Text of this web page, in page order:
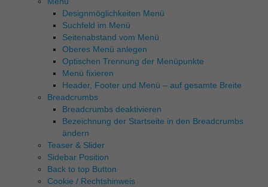
Designmöglichkeiten Menü
Suchfeld im Menü
Seitenabstand vom Menü
Oberes Menü anlegen
Optischen Trennung der Menüpunkte
Menü fixieren
Header, Footer und Menü – auf gesamte Breite
Breadcrumbs
Breadcrumbs deaktivieren
Bezeichnung der Startseite in den Breadcrumbs
ändern
Teaser & Slider
Sidebar Position
Back to top Button
Cookie / Rechtshinweis
externen Medien akzeptiert werden, bedarf der Zugriff auf
diese Inhalte keiner manuellen Einwilligung mehr.
Cookie-Informationen anzeigen